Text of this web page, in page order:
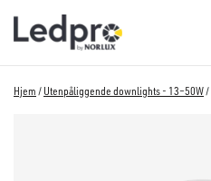
rett
Hjem / Utenpåliggende downlights - 13–50W/